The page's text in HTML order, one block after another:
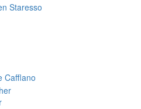
Staresso
Cafflano